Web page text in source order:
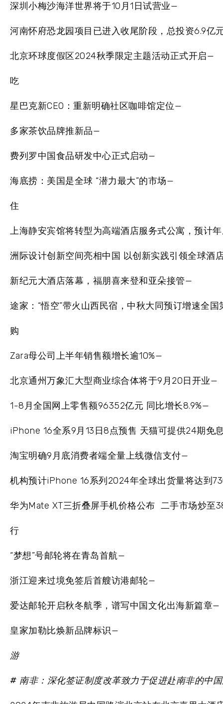
深圳小梅沙海洋世界将于10月1日试营业—
河南怀府恐龙园项目已进入收尾阶段，总投资6.9亿
北京环球度假区2024秋季限定主题活动正式开启—
吃
星巴克新CEO：重新明确社区咖啡馆定位—
多家茶饮品牌推新品—
费列罗中国食品研发中心正式启动—
海底捞：美国是全球 “潜力最大”的市场—
住
上海静安宾馆将转型为高端酒店服务式公寓，预计
洲际设计创新空间亮相中国 以创新实践引领全球酒
新纪元大酒店落幕，福朋喜来登和亚朵接管—
途家：“悟空”带火山西民宿，中秋大同预订增速全国
购
Zara母公司上半年销售额增长逾10%—
北京通州万象汇大型商业综合体将于9月20日开业—
1-8月全国网上零售额96352亿元 同比增长8.9%—
iPhone 16全系9月13日8点预售 天猫可提供24期免
淘宝明确9月底消费者端全量上线微信支付—
机构预计iPhone 16系列2024年全球出货量将达到
华为Mate XT三折叠屏手机价格公布 二手市场炒至
行
“梦想”号邮轮将在青岛首航—
浙江迎来过境免签后首艘访港邮轮—
爱达邮轮开启秋冬航季，谱写中国文化出海新篇章—
皇家加勒比焕新品牌标识—
游
# 南非：深化签证制度改革致力于促进赴南非的中